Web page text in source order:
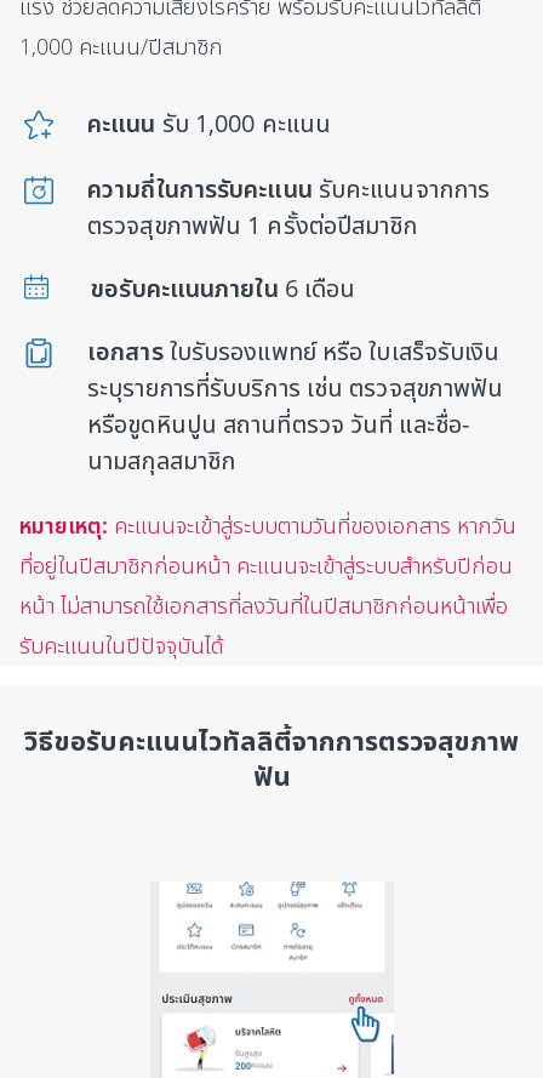
แรง ช่วยลดความเสี่ยงโรคร้าย พร้อมรับคะแนนไวทัลลิตี้
1,000 คะแนน/ปีสมาชิก
คะแนน รับ 1,000 คะแนน
ความถี่ในการรับคะแนน รับคะแนนจากการ
ตรวจสุขภาพฟัน 1 ครั้งต่อปีสมาชิก
ขอรับคะแนนภายใน 6 เดือน
เอกสารใบรับรองแพทย์ หรือ ใบเสร็จรับเงิน
ระบุรายการที่รับบริการ เช่น ตรวจสุขภาพฟัน
หรือขูดหินปูน สถานที่ตรวจ วันที่ และชื่อ-
นามสกุลสมาชิก
หมายเหตุ: คะแนนจะเข้าสู่ระบบตามวันที่ของเอกสาร หากวัน
ที่อยู่ในปีสมาชิกก่อนหน้า คะแนนจะเข้าสู่ระบบสำหรับปีก่อน
หน้า ไม่สามารถใช้เอกสารที่ลงวันที่ในปีสมาชิกก่อนหน้าเพื่อ
รับคะแนนในปีปัจจุบันได้
วิธีขอรับคะแนนไวทัลลิตี้จากการตรวจสุขภาพ
ฟัน